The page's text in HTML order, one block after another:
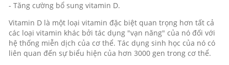
- Tăng cường bổ sung vitamin D.
Vitamin D là một loại vitamin đặc biệt quan trọng hơn tất cả
các loại vitamin khác bởi tác dụng "vạn năng" của nó đối với
hệ thống miễn dịch của cơ thể. Tác dụng sinh học của nó có
liên quan đến sự biểu hiện của hơn 3000 gen trong cơ thể.